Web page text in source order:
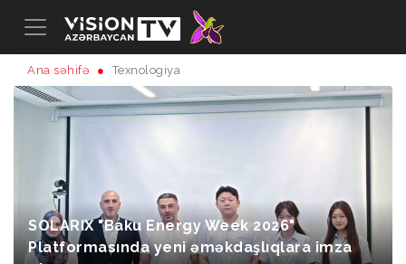
Ana səhifə Texnologiya
SOLARIX "Baku Energy Week 2026"
Platformasında yeni əməkdaşlıqlara imza